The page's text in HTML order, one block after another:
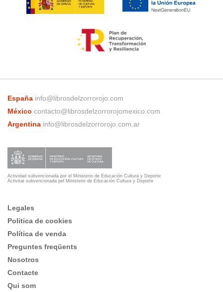
España info@librosdelzorrorojo.com
México contacto@librosdelzorrorojomexico.com
Argentina info@librosdelzorrorojo.com.ar
Actividad subvencionada por el Ministerio de Educación Cultura y Deporte
Activitat subvencionada pel Ministerio de Educación Cultura y Deporte
Legales
Politica de cookies
Política de venda
Preguntes freqüents
Nosotros
Contacte
Qui som